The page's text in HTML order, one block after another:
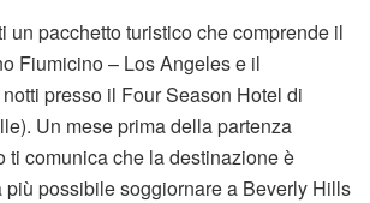
un pacchetto turistico che comprende il
Fiumicino – Los Angeles e il
presso il Four Season Hotel di
Un mese prima della partenza
ti comunica che la destinazione è
più possibile soggiornare a Beverly Hills